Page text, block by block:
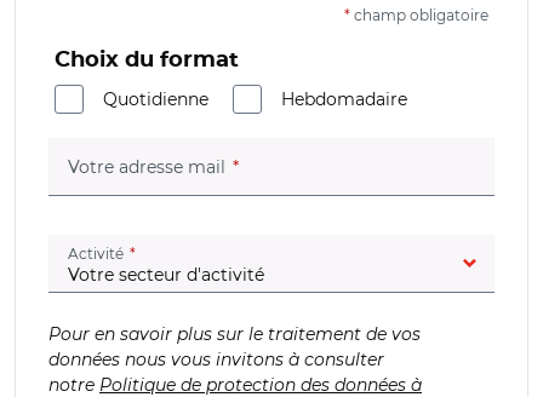
* champ obligatoire
Choix du format
Quotidienne
Hebdomadaire
Votre adresse mail (champ obligatoire)
Activité (champ obligatoire)
Pour en savoir plus sur le traitement de vos
données nous vous invitons à consulter
notre Politique de protection des données à